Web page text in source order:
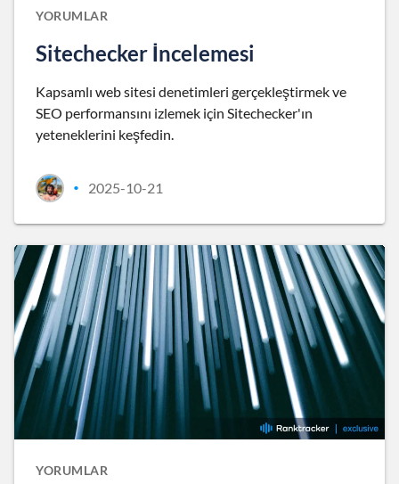
YORUMLAR
Sitechecker İncelemesi
Kapsamlı web sitesi denetimleri gerçekleştirmek ve
SEO performansını izlemek için Sitechecker'ın
yeteneklerini keşfedin.
• 2025-10-21
YORUMLAR